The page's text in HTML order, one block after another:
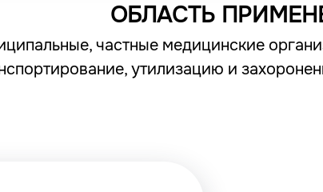
ОБЛАСТЬ
частные медицинские
утилизацию и